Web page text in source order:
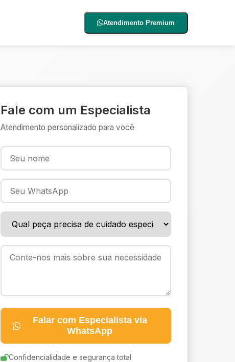
Atendimento Premium
Fale com um Especialista
Atendimento personalizado para você
Falar com Especialista via
WhatsApp
Confidencialidade e segurança total